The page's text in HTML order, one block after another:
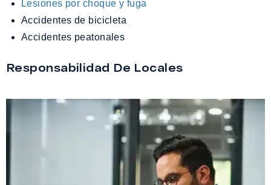
Lesiones por choque y fuga
Accidentes de bicicleta
Accidentes peatonales
Responsabilidad De Locales